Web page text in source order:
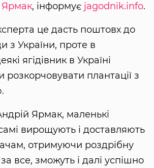
Ярмак, інформує jagodnik.info.
це дасть поштовх до
з України, проте в
ягідівник в Україні
розкорчовувати плантації з
Ярмак, маленькі
вирощують і доставляють
отримуючи роздрібну
все, зможуть і далі успішно